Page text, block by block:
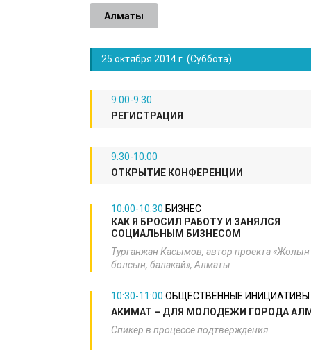
Алматы
25 октября 2014 г. (Суббота)
9:00-9:30
РЕГИСТРАЦИЯ
9:30-10:00
ОТКРЫТИЕ КОНФЕРЕНЦИИ
10:00-10:30 БИЗНЕС
​КАК Я БРОСИЛ РАБОТУ И ЗАНЯЛСЯ
СОЦИАЛЬНЫМ БИЗНЕСОМ
Турганжан Касымов, автор проекта «Жолын
болсын, балакай», Алматы​
10:30-11:00 ОБЩЕСТВЕННЫЕ ИНИЦИАТИВЫ
​АКИМАТ – ДЛЯ МОЛОДЕЖИ ГОРОДА
Спикер в процессе подтверждения​